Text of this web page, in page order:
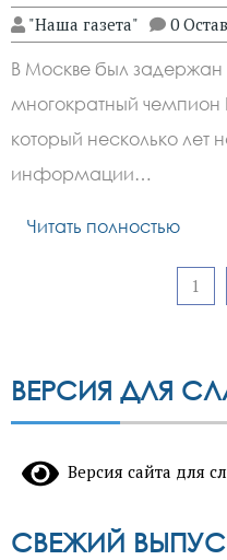
"Наша газета" 0
В Москве был задержан
многократный чемпион
который несколько лет
информации…
Читать полностью
1
ВЕРСИЯ ДЛЯ
Версия сайта для
СВЕЖИЙ